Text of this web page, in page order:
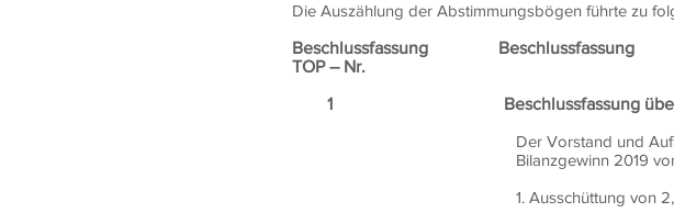
Die Auszählung der Abstimmungsbögen führte zu
Beschlussfassung
TOP – Nr.
1
Beschlussfassung
Der Vorstand und Aufsichtsrat
Bilanzgewinn 2019 von €
1. Ausschüttung von 2,5 %